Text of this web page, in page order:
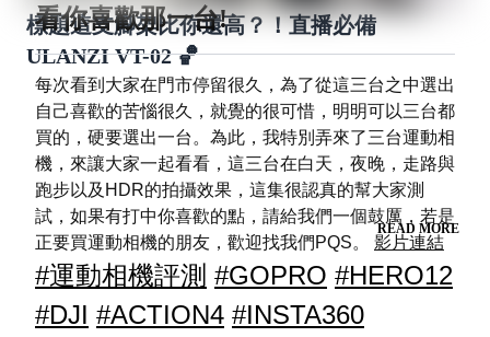
標題這支腳架比你還高？！直播必備
ULANZI VT-02 🏀
READ MORE
看你喜歡那一台!
每次看到大家在門市停留很久，為了從這三台之中選出
自己喜歡的苦惱很久，就覺的很可惜，明明可以三台都
買的，硬要選出一台。為此，我特別弄來了三台運動相
機，來讓大家一起看看，這三台在白天，夜晚，走路與
跑步以及HDR的拍攝效果，這集很認真的幫大家測
試，如果有打中你喜歡的點，請給我們一個鼓厲，若是
正要買運動相機的朋友，歡迎找我們PQS。 影片連結
#運動相機評測 #GOPRO #HERO12
#DJI #ACTION4 #INSTA360